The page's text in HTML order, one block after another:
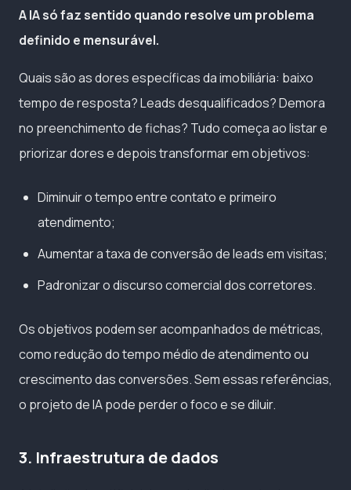
A IA só faz sentido quando resolve um problema
definido e mensurável.
Quais são as dores específicas da imobiliária: baixo
tempo de resposta? Leads desqualificados? Demora
no preenchimento de fichas? Tudo começa ao listar e
priorizar dores e depois transformar em objetivos:
Diminuir o tempo entre contato e primeiro
atendimento;
Aumentar a taxa de conversão de leads em visitas;
Padronizar o discurso comercial dos corretores.
Os objetivos podem ser acompanhados de métricas,
como redução do tempo médio de atendimento ou
crescimento das conversões. Sem essas referências,
o projeto de IA pode perder o foco e se diluir.
3. Infraestrutura de dados